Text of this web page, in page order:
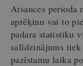
Atsauces perioda
aprēķinu vai to
padara statistiku
salīdzinājums
pazīstamu laika